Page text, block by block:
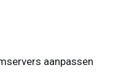
aanpassen